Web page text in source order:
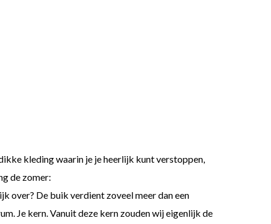
kleding waarin je je heerlijk kunt verstoppen,
de zomer:
over? De buik verdient zoveel meer dan een
Je kern. Vanuit deze kern zouden wij eigenlijk de